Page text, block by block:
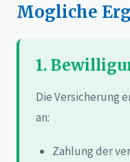
Mogliche
1.
Die Versicherung
an:
Zahlung der